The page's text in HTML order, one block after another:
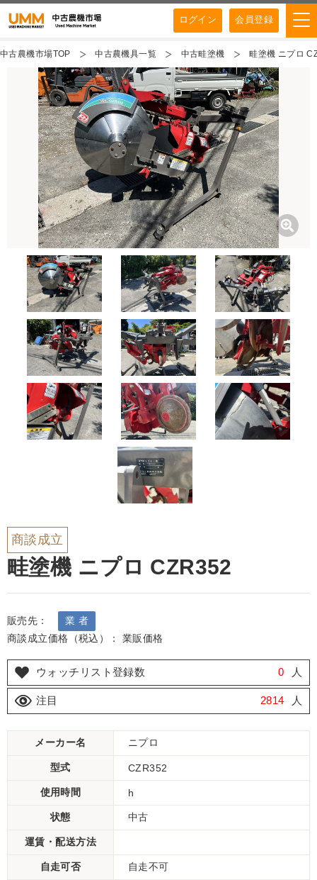
ログイン 会員登録
中古農機市場TOP 中古農機具一覧 中古畦塗機 畦塗機 ニプロ
商談成立
畦塗機 ニプロ CZR352
販売先：
業 者
商談成立価格（税込）： 業販価格
ウォッチリスト登録数 0 人
注目 2814 人
メーカー名 ニプロ
型式 CZR352
使用時間 h
状態 中古
運賃・配送方法
自走可否 自走不可